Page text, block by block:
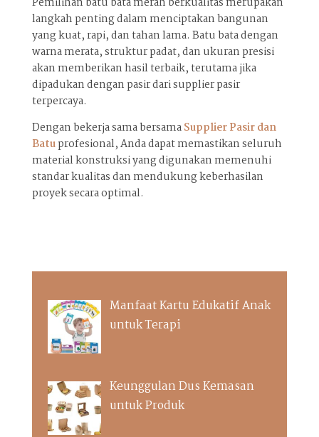
langkah penting dalam menciptakan bangunan
yang kuat, rapi, dan tahan lama. Batu bata dengan
warna merata, struktur padat, dan ukuran presisi
akan memberikan hasil terbaik, terutama jika
dipadukan dengan pasir dari supplier pasir
terpercaya.
Dengan bekerja sama bersamaSupplier Pasir dan
Batuprofesional, Anda dapat memastikan seluruh
material konstruksi yang digunakan memenuhi
standar kualitas dan mendukung keberhasilan
proyek secara optimal.
Manfaat Kartu Edukatif Anak
untuk Terapi
Keunggulan Dus Kemasan
untuk Produk